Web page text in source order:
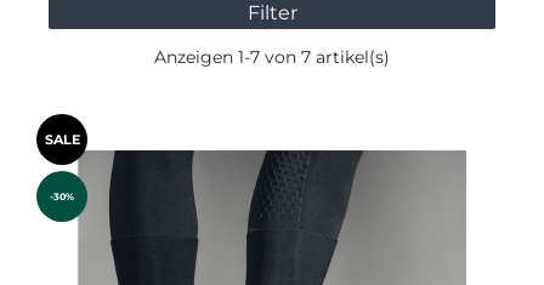
Filter
Anzeigen 1-7 von 7 artikel(s)
SALE
-30%